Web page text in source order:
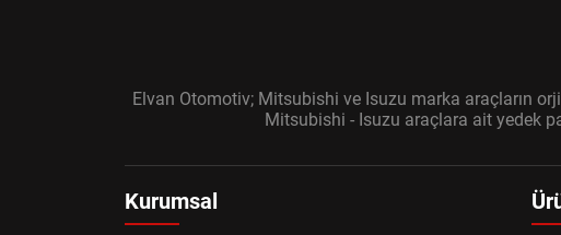
Elvan Otomotiv; Mitsubishi ve Isuzu marka araçların
Mitsubishi - Isuzu araçlara ait yedek
Kurumsal